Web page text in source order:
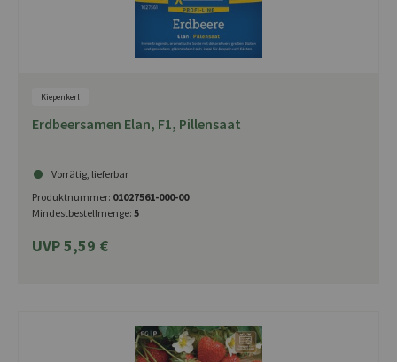
Kiepenkerl
Erdbeersamen Elan, F1, Pillensaat
Vorrätig, lieferbar
Produktnummer: 01027561-000-00
Mindestbestellmenge: 5
UVP 5,59 €